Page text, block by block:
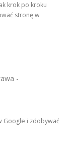
krok po kroku
stronę w
-
Google i zdobywać